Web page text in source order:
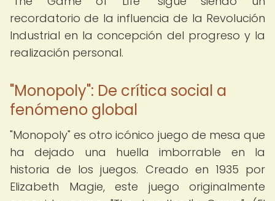
recordatorio de la influencia de la Revolución
Industrial en la concepción del progreso y la
realización personal.
"Monopoly": De crítica social a
fenómeno global
"Monopoly" es otro icónico juego de mesa que
ha dejado una huella imborrable en la
historia de los juegos. Creado en 1935 por
Elizabeth Magie, este juego originalmente